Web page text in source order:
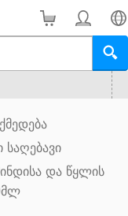
საღებავი
და წყლის